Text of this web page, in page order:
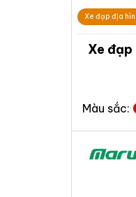
Xe đạp địa
Xe đạp
Màu sắc: